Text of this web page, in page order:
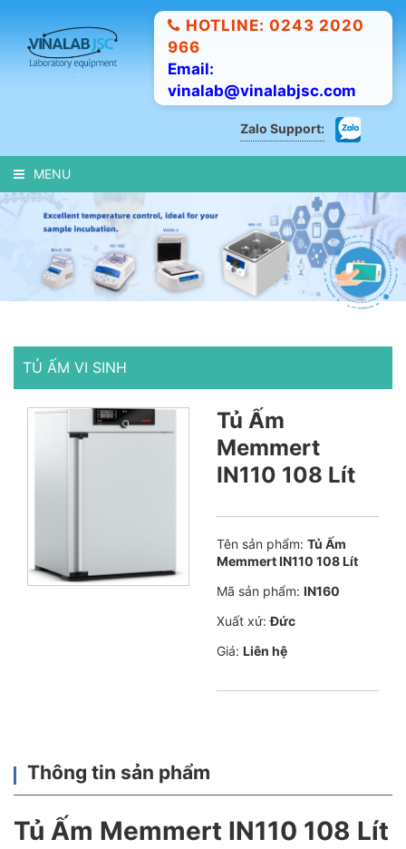
HOTLINE: 0243 2020
966
Email:
vinalab@vinalabjsc.com
Zalo Support:
MENU
TỦ ẤM VI SINH
Tủ Ấm
Memmert
IN110 108 Lít
Tên sản phẩm: Tủ Ấm
Memmert IN110 108 Lít
Mã sản phẩm: IN160
Xuất xứ: Đức
Giá: Liên hệ
Thông tin sản phẩm
Tủ Ấm Memmert IN110 108 Lít